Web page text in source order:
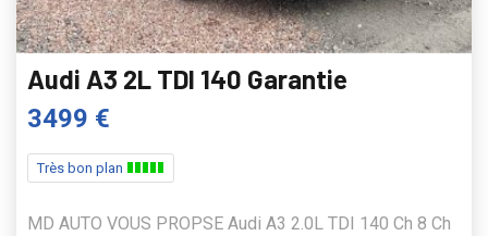
Audi A3 2L TDI 140 Garantie
3499 €
Très bon plan
MD AUTO VOUS PROPSE Audi A3 2.0L TDI 140 Ch 8 Ch